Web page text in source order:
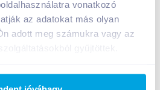
vonatkozó
az adatokat más olyan
adott meg számukra vagy az
gyűjtöttek.
1 karton = 10 db
a kosárba